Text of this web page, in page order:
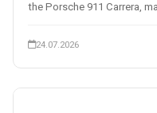
the Porsche 911 Carrera,
24.07.2026